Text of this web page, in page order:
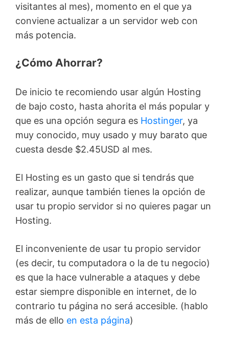
visitantes al mes), momento en el que ya
conviene actualizar a un servidor web con
más potencia.
¿Cómo Ahorrar?
De inicio te recomiendo usar algún Hosting
de bajo costo, hasta ahorita el más popular y
que es una opción segura es Hostinger, ya
muy conocido, muy usado y muy barato que
cuesta desde $2.45USD al mes.
El Hosting es un gasto que si tendrás que
realizar, aunque también tienes la opción de
usar tu propio servidor si no quieres pagar un
Hosting.
El inconveniente de usar tu propio servidor
(es decir, tu computadora o la de tu negocio)
es que la hace vulnerable a ataques y debe
estar siempre disponible en internet, de lo
contrario tu página no será accesible. (hablo
más de ello en esta página)